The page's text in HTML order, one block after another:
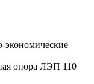
экономические
опора ЛЭП 110